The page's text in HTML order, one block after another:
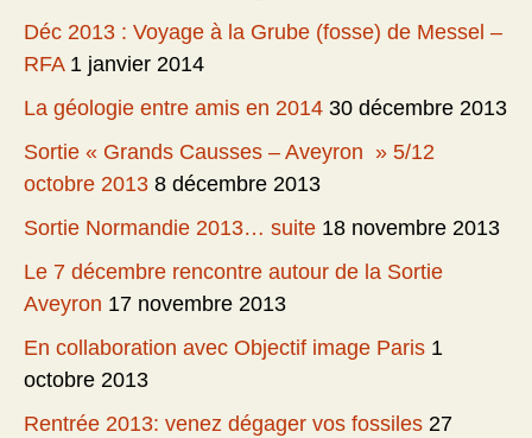
Déc 2013 : Voyage à la Grube (fosse) de Messel –
RFA 1 janvier 2014
La géologie entre amis en 2014 30 décembre 2013
Sortie « Grands Causses – Aveyron » 5/12
octobre 2013 8 décembre 2013
Sortie Normandie 2013… suite 18 novembre 2013
Le 7 décembre rencontre autour de la Sortie
Aveyron 17 novembre 2013
En collaboration avec Objectif image Paris 1
octobre 2013
Rentrée 2013: venez dégager vos fossiles 27